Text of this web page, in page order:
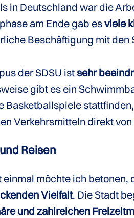
in Deutschland war die
am Ende gab esviele
Beschäftigung mit
der SDSU istsehr
gibt es ein
Basketballspiele
Verkehrsmitteln direkt
Reisen
einmal möchte ich betonen,
Vielfalt. Die Stadt
und zahlreichen